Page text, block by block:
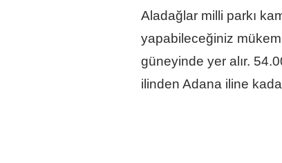
Aladağlar milli parkı
yapabileceğiniz
güneyinde yer alır.
ilinden Adana iline